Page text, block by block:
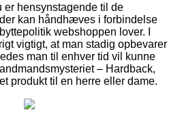
er hensynstagende til de
kan håndhæves i forbindelse
webshoppen lover. I
vigtigt, at man stadig opbevarer
man til enhver tid vil kunne
– Hardback,
produkt til en herre eller dame.